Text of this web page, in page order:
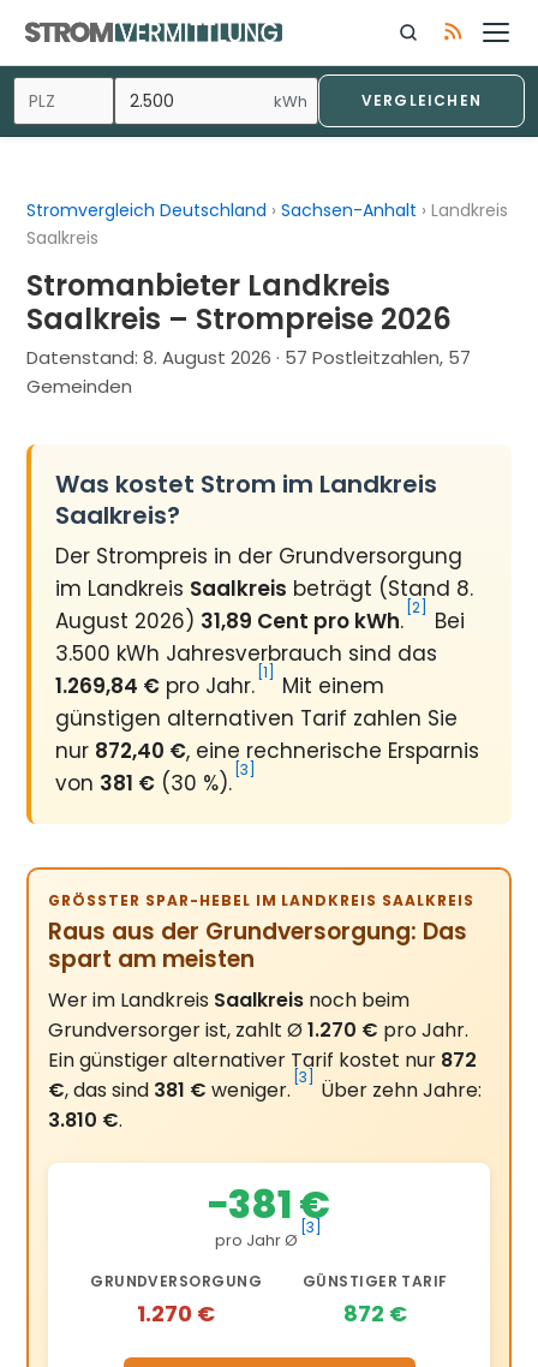
Inhalt
springen
kWh VERGLEICHEN
Stromvergleich Deutschland ›Sachsen-Anhalt ›Landkreis
Saalkreis
Stromanbieter Landkreis
Saalkreis – Strompreise 2026
Datenstand:8. August 2026 · 57 Postleitzahlen, 57
Gemeinden
Was kostet Strom im Landkreis
Saalkreis?
Der Strompreis in der Grundversorgung
im Landkreis Saalkreis beträgt (Stand 8.
August 2026) 31,89 Cent pro kWh. [2]
Bei
3.500 kWh Jahresverbrauch sind das
1.269,84 € pro Jahr. [1]
Mit einem
günstigen alternativen Tarif zahlen Sie
nur 872,40 €, eine rechnerische Ersparnis
von 381 € (30 %). [3]
GRÖSSTER SPAR-HEBEL IM LANDKREIS SAALKREIS
Raus aus der Grundversorgung: Das
spart am meisten
Wer im Landkreis Saalkreis noch beim
Grundversorger ist, zahlt Ø1.270 € pro Jahr.
Ein günstiger alternativer Tarif kostet nur 872
€, das sind 381 € weniger. [3]
Über zehn Jahre:
3.810 €.
−381 €
pro Jahr Ø
[3]
GRUNDVERSORGUNG
1.270 €
GÜNSTIGER TARIF
872 €